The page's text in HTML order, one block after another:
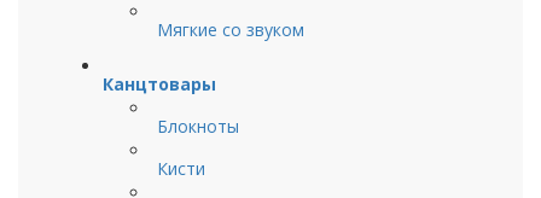
Мягкие со звуком
Канцтовары
Блокноты
Кисти